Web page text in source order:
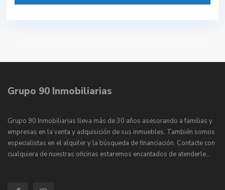
Grupo 90 Inmobiliarias
Grupo 90 Inmobiliarias lleva más de 30 años asesorando a familias y
empresas en la venta y adquisición de sus inmuebles. También somos
especialistas en el alquiler y la búsqueda de financiación. Contacte con
cualquiera de nuestras oficinas estaremos encantados de atenderle…